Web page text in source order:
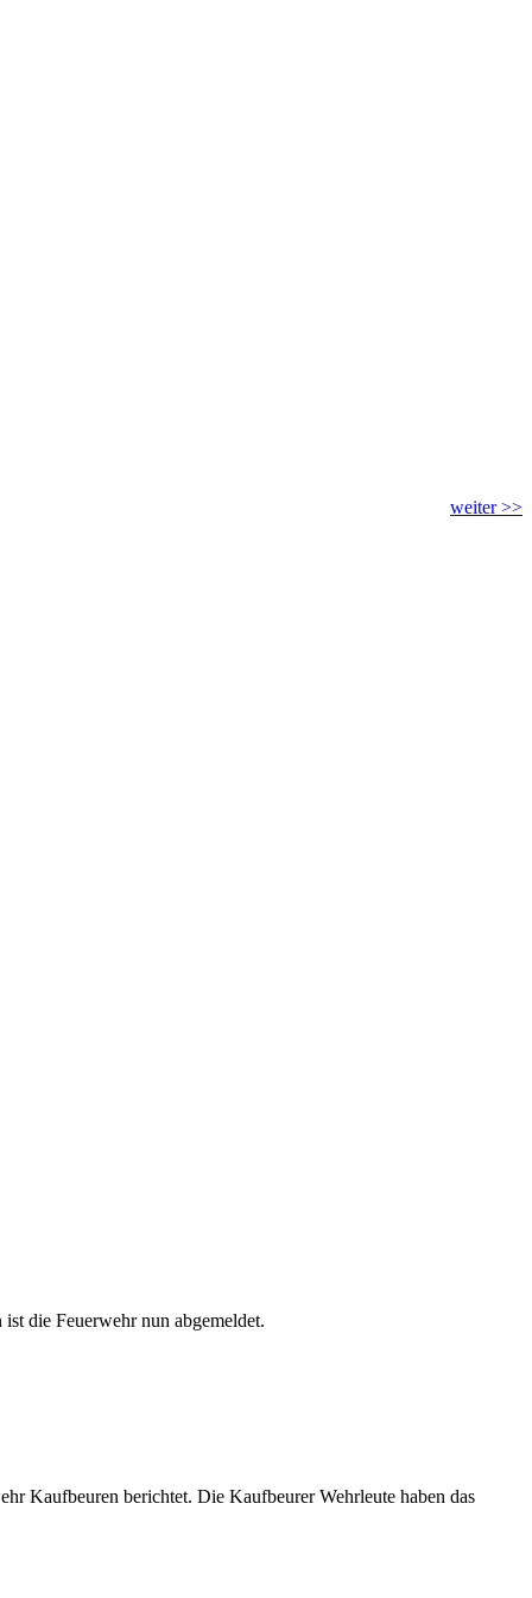
weiter >>
die Feuerwehr nun abgemeldet.
Kaufbeuren berichtet. Die Kaufbeurer Wehrleute haben das